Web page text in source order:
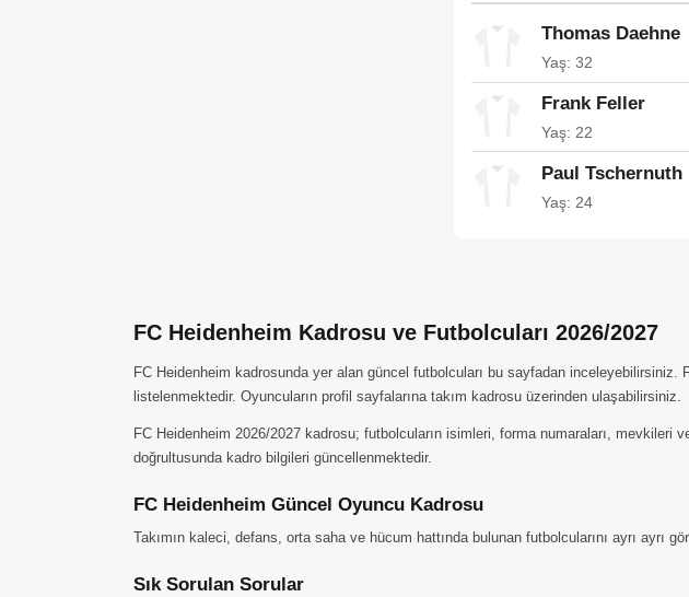
Thomas Daehne
Yaş: 32
Frank Feller
Yaş: 22
Paul Tschernuth
Yaş: 24
FC Heidenheim Kadrosu ve Futbolcuları 2026/2027
FC Heidenheim kadrosunda yer alan güncel futbolcuları bu sayfadan
listelenmektedir. Oyuncuların profil sayfalarına takım kadrosu üzerinden ulaşabilirsiniz.
FC Heidenheim 2026/2027 kadrosu; futbolcuların isimleri, forma numaraları,
doğrultusunda kadro bilgileri güncellenmektedir.
FC Heidenheim Güncel Oyuncu Kadrosu
Takımın kaleci, defans, orta saha ve hücum hattında bulunan futbolcularını ayrı
Sık Sorulan Sorular